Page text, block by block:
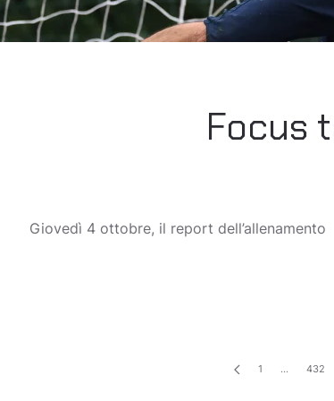
Focus
Giovedì 4 ottobre, il report dell’allenamento
1 … 432